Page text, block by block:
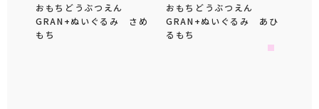
おもちどうぶつえん
GRAN+ぬいぐるみ さめ
もち
おもちどうぶつえん
GRAN+ぬいぐるみ あひ
るもち